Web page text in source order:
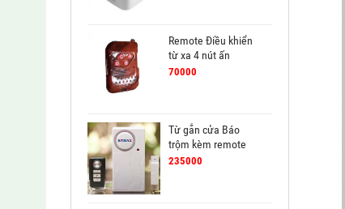
Remote Điều khiển
từ xa 4 nút ấn
70000
Từ gắn cửa Báo
trộm kèm remote
235000